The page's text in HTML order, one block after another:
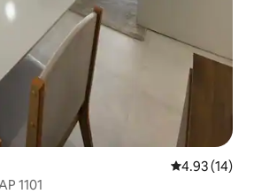
평점 4.93점
4.93 (14)
1101